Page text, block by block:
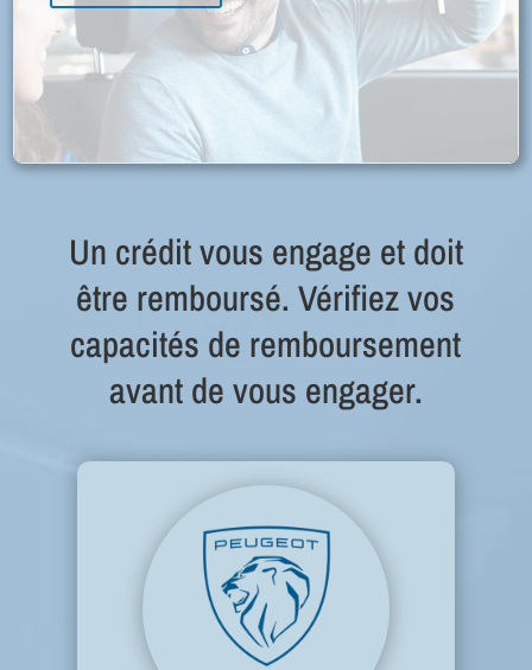
Un crédit vous engage et doit
être remboursé. Vérifiez vos
capacités de remboursement
avant de vous engager.